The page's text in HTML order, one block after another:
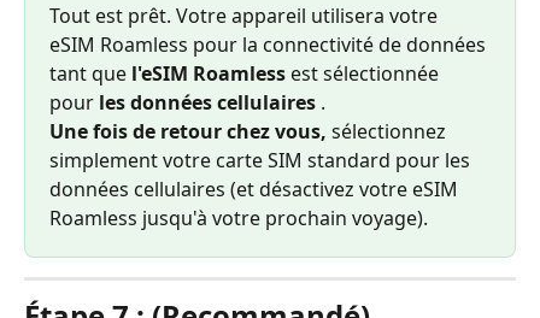
Tout est prêt. Votre appareil utilisera votre
eSIM Roamless pour la connectivité de données
tant que l'eSIM Roamless est sélectionnée
pour les données cellulaires .
Une fois de retour chez vous, sélectionnez
simplement votre carte SIM standard pour les
données cellulaires (et désactivez votre eSIM
Roamless jusqu'à votre prochain voyage).